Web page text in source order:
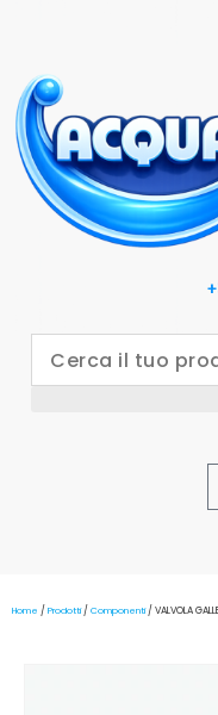
Home / Prodotti/ Componenti/ VALVOLA